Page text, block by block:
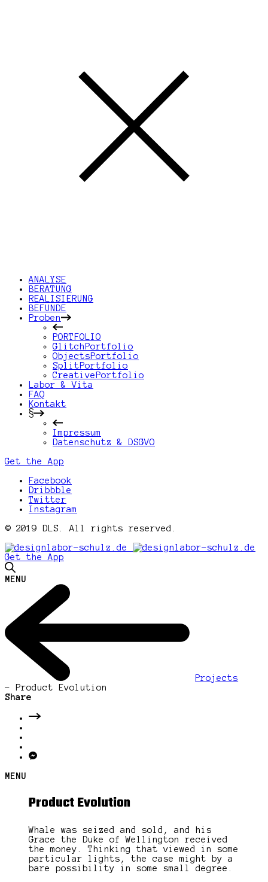
ANALYSE
BERATUNG
REALISIERUNG
BEFUNDE
Proben
PORTFOLIO
GlitchPortfolio
ObjectsPortfolio
SplitPortfolio
CreativePortfolio
Labor & Vita
FAQ
Kontakt
§
Impressum
Datenschutz & DSGVO
Get the App
Facebook
Dribbble
Twitter
Instagram
© 2019 DLS. All rights reserved.
Get the App
MENU
Projects
- Product Evolution
Share
MENU
Product Evolution
Whale was seized and sold, and his
Grace the Duke of Wellington received
the money. Thinking that viewed in some
particular lights, the case might by a
bare possibility in some small degree.